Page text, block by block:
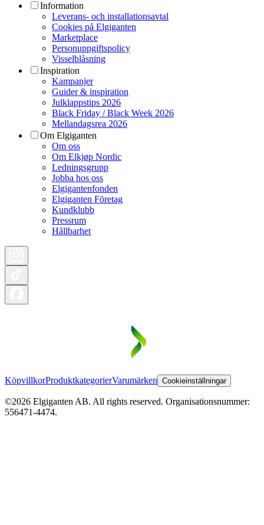
Information
Leverans- och installationsavtal
Cookies på Elgiganten
Marketplace
Personuppgiftspolicy
Visselblåsning
Inspiration
Kampanjer
Guider & inspiration
Julklappstips 2026
Black Friday / Black Week 2026
Mellandagsrea 2026
Om Elgiganten
Om oss
Om Elkjøp Nordic
Ledningsgrupp
Jobba hos oss
Elgigantenfonden
Elgiganten Företag
Kundklubb
Pressrum
Hållbarhet
KöpvillkorProduktkategorierVarumärken Cookieinställningar
©2026 Elgiganten AB. All rights reserved. Organisationsnummer:
556471-4474.